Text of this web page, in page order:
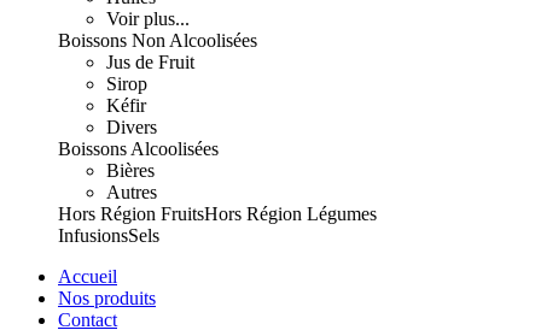
Voir plus...
Boissons Non Alcoolisées
Jus de Fruit
Sirop
Kéfir
Divers
Boissons Alcoolisées
Bières
Autres
Hors Région FruitsHors Région Légumes
InfusionsSels
Accueil
Nos produits
Contact